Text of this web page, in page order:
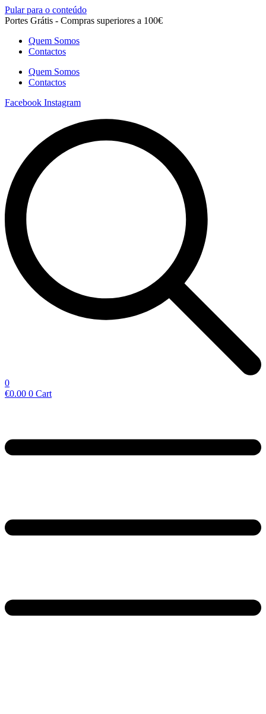
Pular para o conteúdo
Portes Grátis - Compras superiores a 100€
Quem Somos
Contactos
Quem Somos
Contactos
Facebook Instagram
0
€0.00 0 Cart